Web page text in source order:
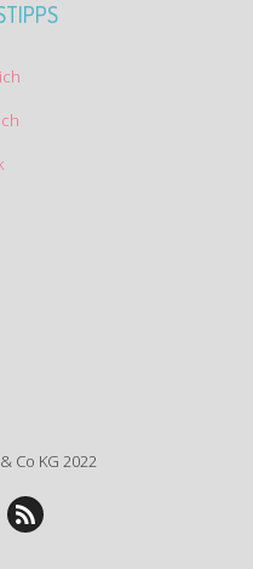
Co KG 2022